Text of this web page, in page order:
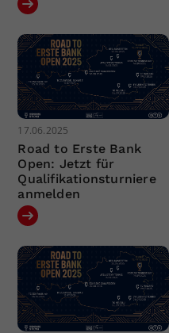
17.06.2025
Road to Erste Bank
Open: Jetzt für
Qualifikationsturniere
anmelden